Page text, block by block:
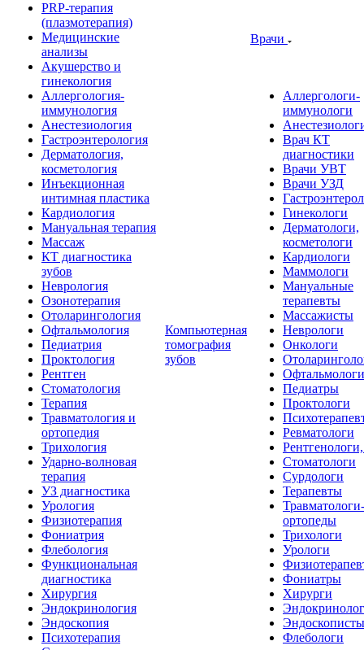
PRP-терапия
(плазмотерапия)
Медицинские
анализы
Акушерство и
гинекология
Аллергология-
иммунология
Анестезиология
Гастроэнтерология
Дерматология,
косметология
Инъекционная
интимная пластика
Кардиология
Мануальная терапия
Массаж
КТ диагностика
зубов
Неврология
Озонотерапия
Отоларингология
Офтальмология
Педиатрия
Проктология
Рентген
Стоматология
Терапия
Травматология и
ортопедия
Трихология
Ударно-волновая
терапия
УЗ диагностика
Урология
Физиотерапия
Фониатрия
Флебология
Функциональная
диагностика
Хирургия
Эндокринология
Эндоскопия
Психотерапия
Компьютерная
томография
зубов
Врачи
Аллергологи-
иммунологи
Врач КТ
диагностики
Врачи УВТ
Врачи УЗД
Гинекологи
Дерматологи,
косметологи
Кардиологи
Маммологи
Мануальные
терапевты
Массажисты
Неврологи
Онкологи
Офтальмологи
Педиатры
Проктологи
Ревматологи
Стоматологи
Сурдологи
Терапевты
Травматологи-
ортопеды
Трихологи
Урологи
Фониатры
Хирурги
Эндоскописты
Флебологи